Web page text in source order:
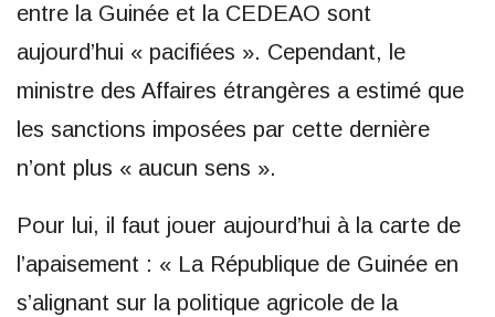
entre la Guinée et la CEDEAO sont
aujourd’hui « pacifiées ». Cependant, le
ministre des Affaires étrangères a estimé que
les sanctions imposées par cette dernière
n’ont plus « aucun sens ».
Pour lui, il faut jouer aujourd’hui à la carte de
l’apaisement : « La République de Guinée en
s’alignant sur la politique agricole de la